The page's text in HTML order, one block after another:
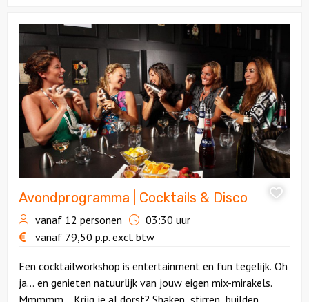
Bekijk
Avondprogramma
Cocktails
Disco
Avondprogramma | Cocktails & Disco
vanaf 12 personen
03:30 uur
vanaf 79,50 p.p. excl. btw
Een cocktailworkshop is entertainment en fun tegelijk. Oh
ja… en genieten natuurlijk van jouw eigen mix-mirakels.